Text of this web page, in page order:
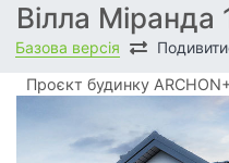
Вілла Міранда
Базова версія
Проєкт будинку